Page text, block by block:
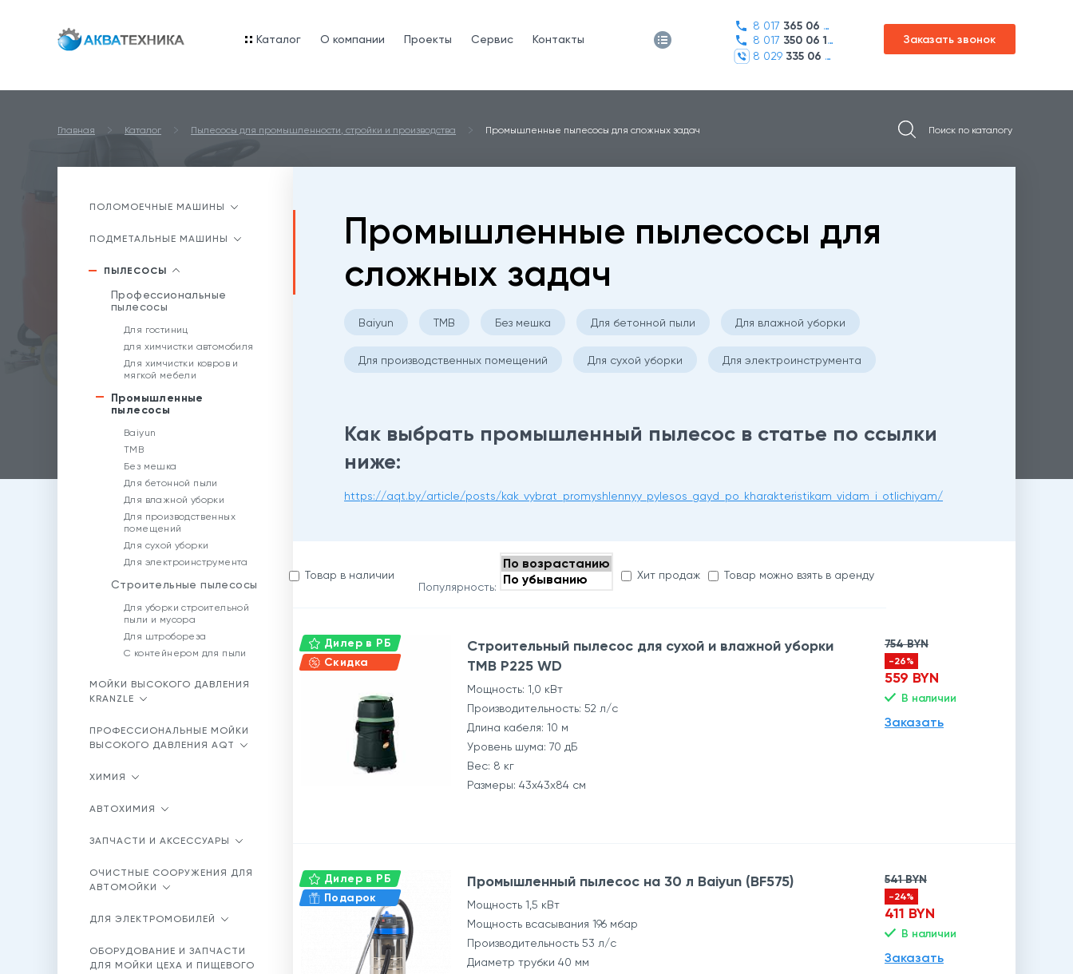
Каталог O компании Проекты Сервис Контакты
8 017 365 06 45
8 017 350 06 16
8 029 335 06 01
Заказать звонок
Главная Каталог Пылесосы для промышленности, стройки и производства Промышленные пылесосы для сложных задач
ПОЛОМОЕЧНЫЕ МАШИНЫ
ПОДМЕТАЛЬНЫЕ МАШИНЫ
ПЫЛЕСОСЫ
Профессиональные
пылесосы
Для гостиниц
для химчистки автомобиля
Для химчистки ковров и
мягкой мебели
Промышленные
пылесосы
Baiyun
TMB
Без мешка
Для бетонной пыли
Для влажной уборки
Для производственных
помещений
Для сухой уборки
Для электроинструмента
Строительные пылесосы
Для уборки строительной
пыли и мусора
Для штробореза
С контейнером для пыли
МОЙКИ ВЫСОКОГО ДАВЛЕНИЯ
KRANZLE
ПРОФЕССИОНАЛЬНЫЕ МОЙКИ
ВЫСОКОГО ДАВЛЕНИЯ AQT
ХИМИЯ
АВТОХИМИЯ
ЗАПЧАСТИ И АКСЕССУАРЫ
ОЧИСТНЫЕ СООРУЖЕНИЯ ДЛЯ
АВТОМОЙКИ
ДЛЯ ЭЛЕКТРОМОБИЛЕЙ
ОБОРУДОВАНИЕ И ЗАПЧАСТИ
ДЛЯ МОЙКИ ЦЕХА И ПИЩЕВОГО
Промышленные пылесосы для
сложных задач
Baiyun TMB Без мешка Для бетонной пыли Для влажной уборки
Для производственных помещений Для сухой уборки Для электроинструмента
Как выбрать промышленный пылесос в статье по ссылки
ниже:
https://aqt.by/article/posts/kak_vybrat_promyshlennyy_pylesos_gayd_po_kharakteristikam_vidam_i_otlichiyam/
Товар в наличии
Популярность:
Хит продаж Товар можно взять в аренду
Дилер в РБ
Скидка
Строительный пылесос для сухой и влажной уборки
TMB P225 WD
Мощность: 1,0 кВт
Производительность: 52 л/с
Длина кабеля: 10 м
Уровень шума: 70 дБ
Вес: 8 кг
Размеры: 43x43x84 см
754 BYN
-26%
559 BYN
В наличии
Заказать
Дилер в РБ
Подарок
Промышленный пылесос на 30 л Baiyun (BF575)
Мощность 1,5 кВт
Мощность всасывания 196 мбар
Производительность 53 л/с
Диаметр трубки 40 мм
541 BYN
-24%
411 BYN
В наличии
Заказать